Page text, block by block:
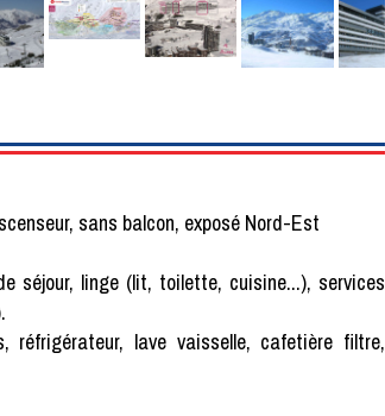
sans balcon, exposé Nord-Est
séjour, linge (lit, toilette, cuisine...), services
lave vaisselle, cafetière filtre,